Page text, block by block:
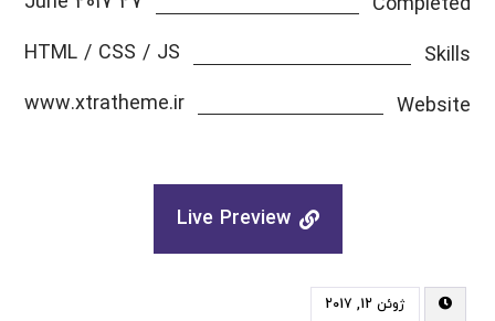
Skills
HTML / CSS / JS
Website
www.xtratheme.ir
Live Preview
ژوئن 12, 2017